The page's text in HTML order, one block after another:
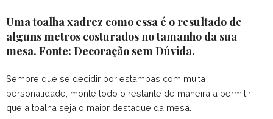
Uma toalha xadrez como essa é o resultado de
alguns metros costurados no tamanho da sua
mesa. Fonte: Decoração sem Dúvida.
Sempre que se decidir por estampas com muita
personalidade, monte todo o restante de maneira a permitir
que a toalha seja o maior destaque da mesa.